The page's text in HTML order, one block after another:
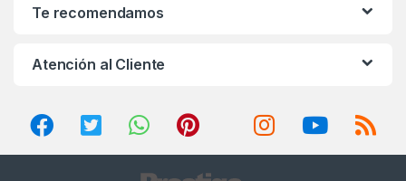
Te recomendamos
Atención al Cliente